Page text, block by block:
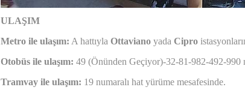
ULAŞIM
Metro ile ulaşım: A hattıyla Ottaviano yada Cipro
Otobüs ile ulaşım: 49 (Önünden Geçiyor)-32-81-982-492-990
Tramvay ile ulaşım: 19 numaralı hat yürüme mesafesinde.